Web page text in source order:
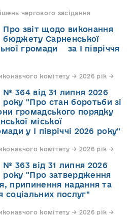
чергового засідання
Про звіт щодо виконання
бюджету Сарненської
громади за І півріччя
комітету → 2026 рік →
№ 364 від 31 липня 2026
року "Про стан боротьби зі
громадського порядку
міської
у І півріччі 2026 року"
комітету → 2026 рік →
№ 363 від 31 липня 2026
року "Про затвердження
припинення надання та
соціальних послуг"
комітету → 2026 рік →